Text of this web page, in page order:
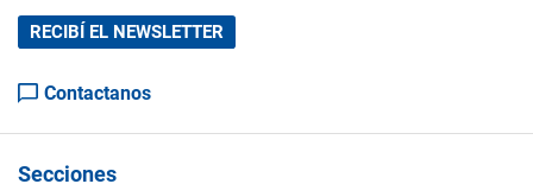
RECIBÍ EL NEWSLETTER
Contactanos
Secciones